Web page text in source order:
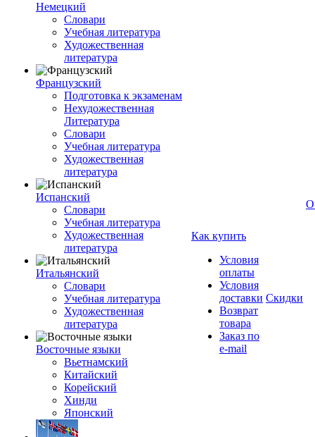
Немецкий
Словари
Учебная литература
Художественная
литература
Французский
Подготовка к экзаменам
Нехудожественная
Литература
Словари
Учебная литература
Художественная
литература
Испанский
Словари
Учебная литература
Художественная
литература
Итальянский
Словари
Учебная литература
Художественная
литература
Восточные языки
Вьетнамский
Китайский
Корейский
Хинди
Японский
Как купить
Условия
оплаты
Условия
доставки
Возврат
товара
Заказ по
e-mail
Скидки
О